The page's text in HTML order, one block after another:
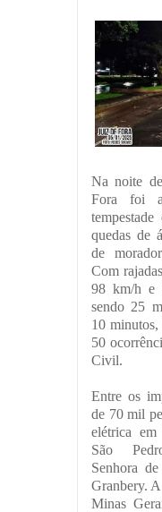
Na noite
Fora foi
quedas de
de
Com
98 km/h e
sendo 25
10
50
Civil.
Entre os
de 70 mil
elétrica
São
Senhora
Granbery.
Minas